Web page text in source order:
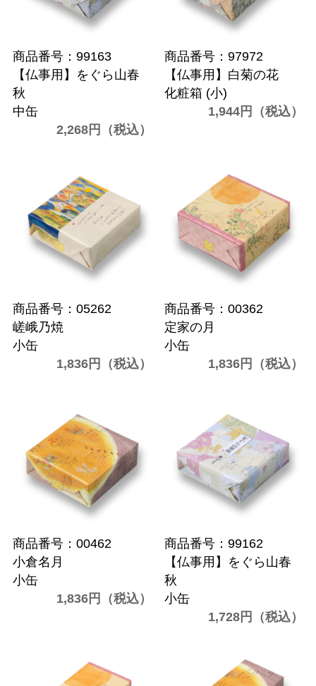
商品番号：99163
【仏事用】をぐら山春
秋
中缶
2,268円（税込）
商品番号：97972
【仏事用】白菊の花
化粧箱 (小)
1,944円（税込）
商品番号：05262
嵯峨乃焼
小缶
1,836円（税込）
商品番号：00362
定家の月
小缶
1,836円（税込）
商品番号：00462
小倉名月
小缶
1,836円（税込）
商品番号：99162
【仏事用】をぐら山春
秋
小缶
1,728円（税込）